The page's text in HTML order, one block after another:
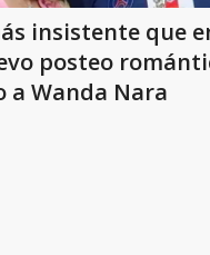
insistente que
posteo
a Wanda Nara